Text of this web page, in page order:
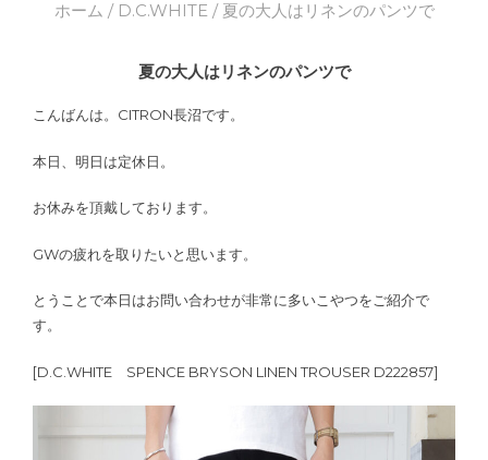
ホーム / D.C.WHITE/ 夏の大人はリネンのパンツで
夏の大人はリネンのパンツで
こんばんは。CITRON長沼です。
本日、明日は定休日。
お休みを頂戴しております。
GWの疲れを取りたいと思います。
とうことで本日はお問い合わせが非常に多いこやつをご紹介で
す。
[D.C.WHITE SPENCE BRYSON LINEN TROUSER D222857]